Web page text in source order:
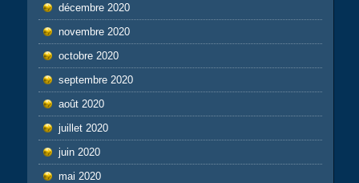
décembre 2020
novembre 2020
octobre 2020
septembre 2020
août 2020
juillet 2020
juin 2020
mai 2020